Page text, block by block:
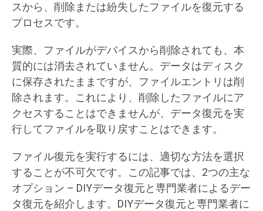
スから、削除または紛失したファイルを復元する
プロセスです。
実際、ファイルがデバイスから削除されても、本
質的には消去されていません。データはディスク
に保存されたままですが、ファイルエントリは削
除されます。これにより、削除したファイルにア
クセスすることはできませんが、データ復元を実
行してファイルを取り戻すことはできます。
ファイル復元を実行するには、適切な方法を選択
することが不可欠です。この記事では、2つの主な
オプション – DIYデータ復元と専門業者によるデー
タ復元を紹介します。DIYデータ復元と専門業者に